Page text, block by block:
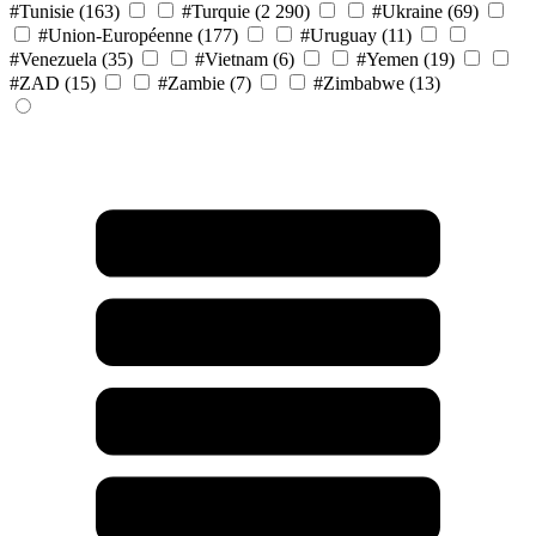
#Tunisie (163) #Turquie (2 290) #Ukraine (69)
#Union-Européenne (177) #Uruguay (11)
#Venezuela (35) #Vietnam (6) #Yemen (19)
#ZAD (15) #Zambie (7) #Zimbabwe (13)